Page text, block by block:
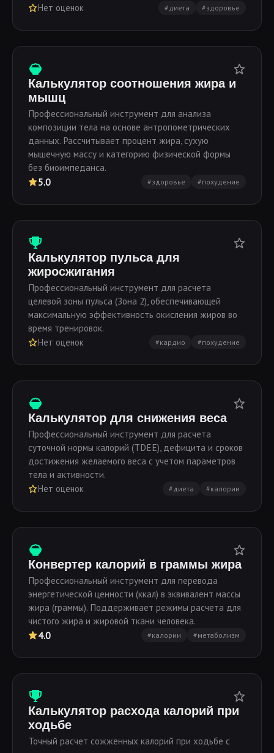
Нет оценок
#диета #здоровье
Калькулятор соотношения жира и
мышц
Профессиональный инструмент для анализа
композиции тела на основе антропометрических
данных. Рассчитывает процент жира, сухую
мышечную массу и категорию физической формы
без биоимпеданса.
5.0 #здоровье #похудение
Калькулятор пульса для
жиросжигания
Профессиональный инструмент для расчета
целевой зоны пульса (Зона 2), обеспечивающей
максимальную эффективность окисления жиров во
время тренировок.
Нет оценок
#кардио #похудение
Калькулятор для снижения веса
Профессиональный инструмент для расчета
суточной нормы калорий (TDEE), дефицита и сроков
достижения желаемого веса с учетом параметров
тела и активности.
Нет оценок
#диета #калории
Конвертер калорий в граммы жира
Профессиональный инструмент для перевода
энергетической ценности (ккал) в эквивалент массы
жира (граммы). Поддерживает режимы расчета для
чистого жира и жировой ткани человека.
4.0 #калории #метаболизм
Калькулятор расхода калорий при
ходьбе
Точный расчет сожженных калорий при ходьбе с